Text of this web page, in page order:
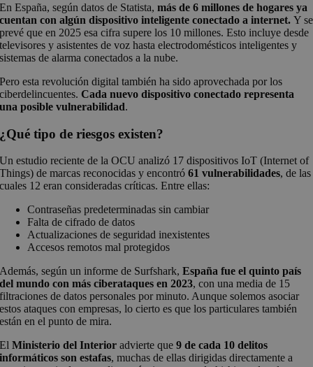
En España, según datos de Statista, más de 6 millones de hogares ya
cuentan con algún dispositivo inteligente conectado a internet.Y se
prevé que en 2025 esa cifra supere los 10 millones. Esto incluye desde
televisores y asistentes de voz hasta electrodomésticos inteligentes y
sistemas de alarma conectados a la nube.
Pero esta revolución digital también ha sido aprovechada por los
ciberdelincuentes.Cada nuevo dispositivo conectado representa
una posible vulnerabilidad.
¿Qué tipo de riesgos existen?
Un estudio reciente de la OCU analizó 17 dispositivos IoT (Internet of
Things) de marcas reconocidas y encontró61 vulnerabilidades, de las
cuales 12 eran consideradas críticas. Entre ellas:
Contraseñas predeterminadas sin cambiar
Falta de cifrado de datos
Actualizaciones de seguridad inexistentes
Accesos remotos mal protegidos
Además, según un informe de Surfshark,España fue el quinto país
del mundo con más ciberataques en 2023, con una media de 15
filtraciones de datos personales por minuto. Aunque solemos asociar
estos ataques con empresas, lo cierto es que los particulares también
están en el punto de mira.
ElMinisterio del Interior advierte que9 de cada 10 delitos
informáticos son estafas, muchas de ellas dirigidas directamente a